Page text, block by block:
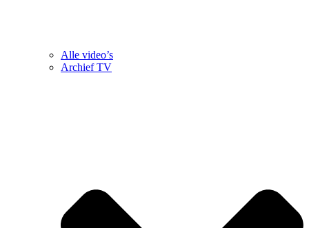
Alle video’s
Archief TV